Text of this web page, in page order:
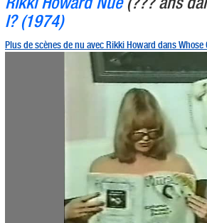
I? (1974)
Plus de scènes de nu avec Rikki Howard dans Whose